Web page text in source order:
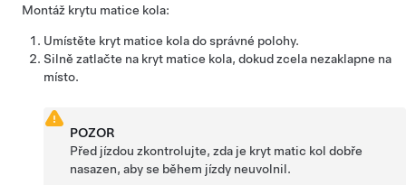
Montáž krytu matice kola:
Umístěte kryt matice kola do správné polohy.
Silně zatlačte na kryt matice kola, dokud zcela nezaklapne na
místo.
POZOR
Před jízdou zkontrolujte, zda je kryt matic kol dobře
nasazen, aby se během jízdy neuvolnil.